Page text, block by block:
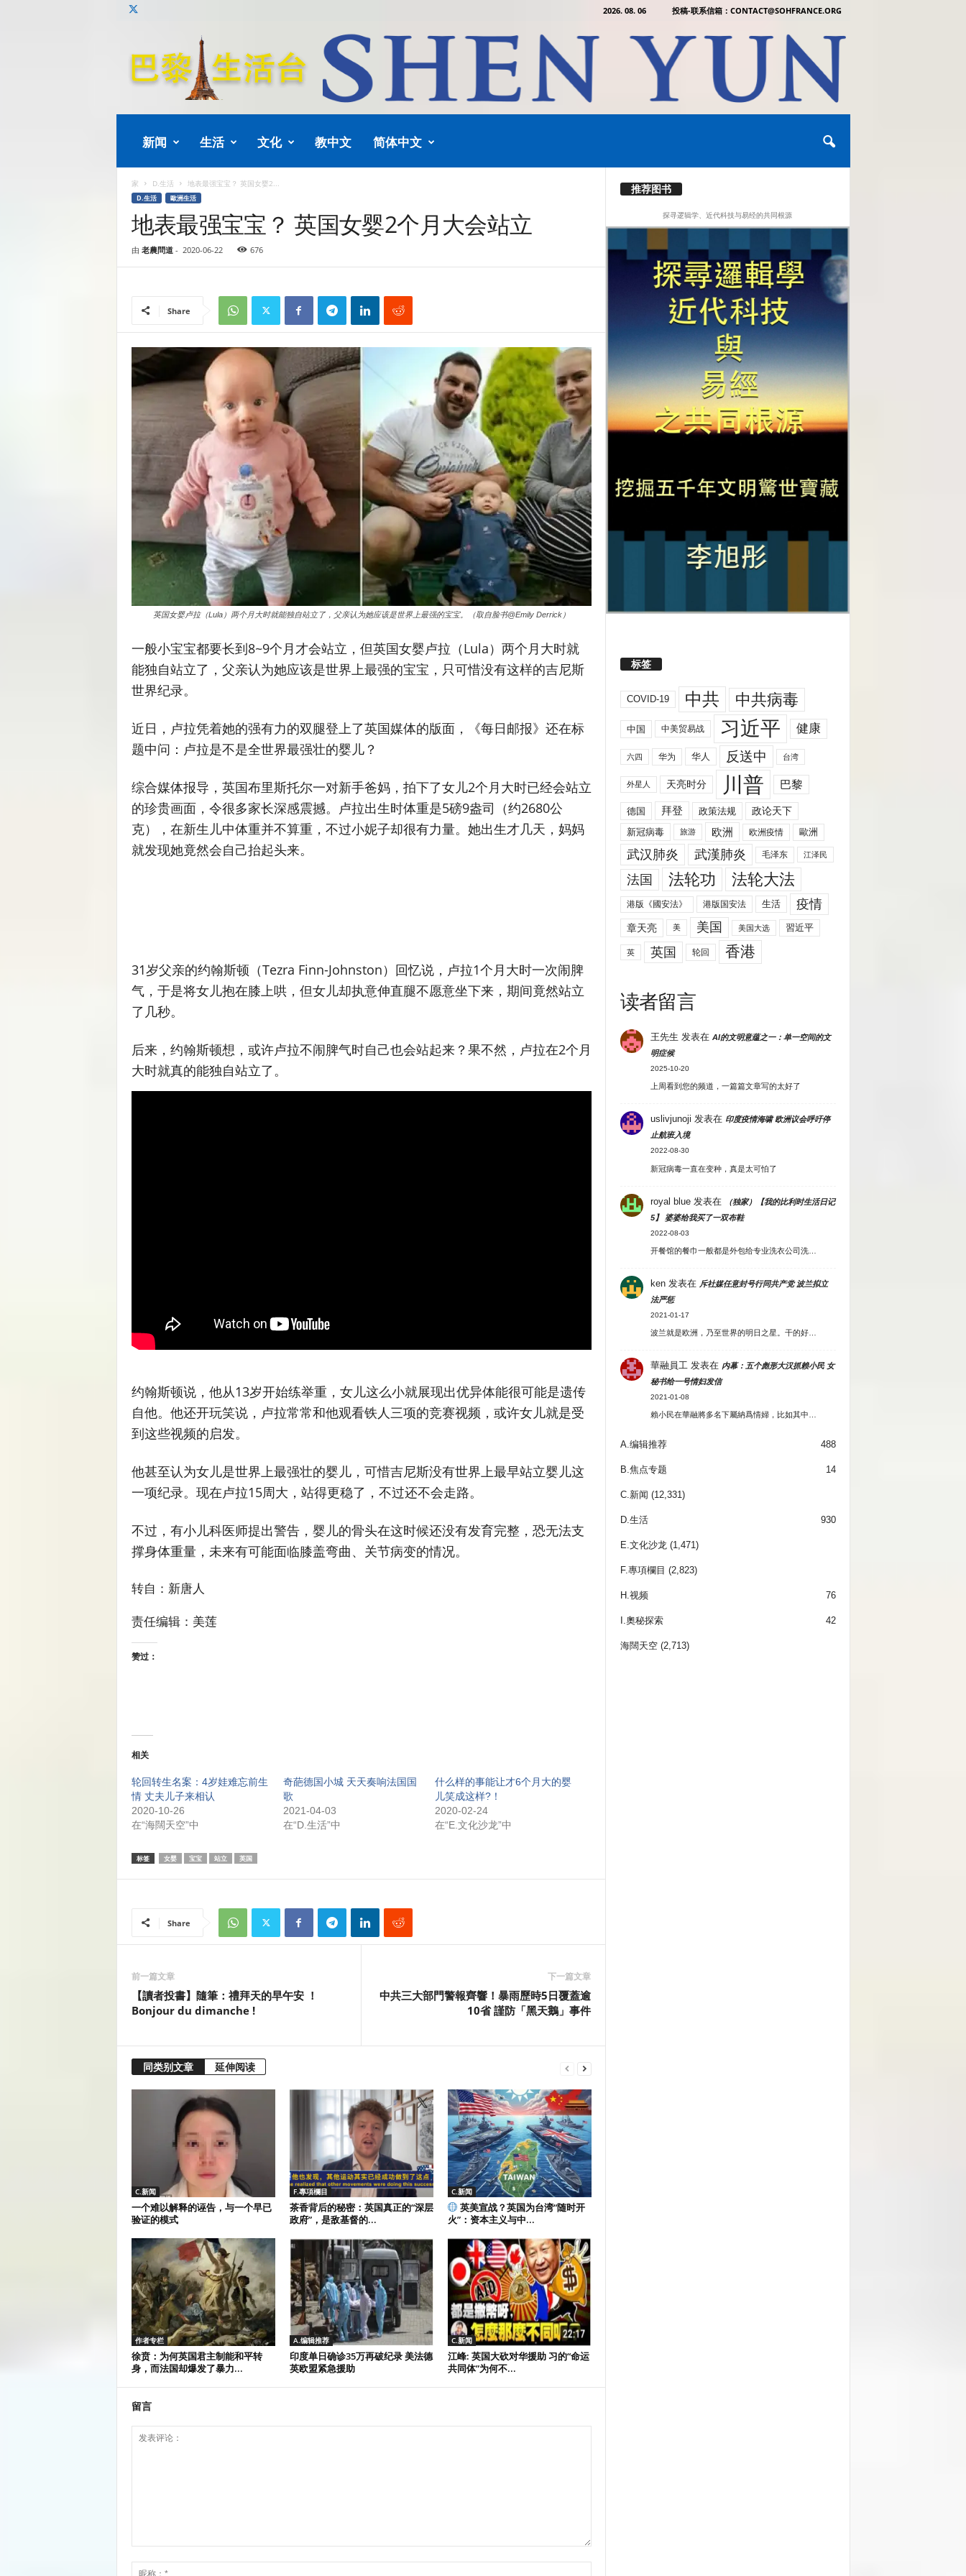
2026. 08. 06 投稿-联系信箱：CONTACT@SOHFRANCE.ORG
新闻 生活 文化 教中文 简体中文
家 D.生活 地表最强宝宝？ 英国女婴2...
D.生活 歐洲生活
地表最强宝宝？ 英国女婴2个月大会站立
由 老農問道- 2020-06-22 676
Share
英国女婴卢拉（Lula）两个月大时就能独自站立了，父亲认为她应该是世界上最强的宝宝。（取自脸书@Emily Derrick）
一般小宝宝都要长到8~9个月才会站立，但英国女婴卢拉（Lula）两个月大时就
能独自站立了，父亲认为她应该是世界上最强的宝宝，只可惜没有这样的吉尼斯
世界纪录。
近日，卢拉凭着她的强有力的双腿登上了英国媒体的版面，《每日邮报》还在标
题中问：卢拉是不是全世界最强壮的婴儿？
综合媒体报导，英国布里斯托尔一对新手爸妈，拍下了女儿2个月大时已经会站立
的珍贵画面，令很多家长深感震撼。卢拉出生时体重是5磅9盎司（约2680公
克），在新生儿中体重并不算重，不过小妮子却很有力量。她出生才几天，妈妈
就发现她竟然会自己抬起头来。
31岁父亲的约翰斯顿（Tezra Finn-Johnston）回忆说，卢拉1个月大时一次闹脾
气，于是将女儿抱在膝上哄，但女儿却执意伸直腿不愿意坐下来，期间竟然站立
了几秒。
后来，约翰斯顿想，或许卢拉不闹脾气时自己也会站起来？果不然，卢拉在2个月
大时就真的能独自站立了。
约翰斯顿说，他从13岁开始练举重，女儿这么小就展现出优异体能很可能是遗传
自他。他还开玩笑说，卢拉常常和他观看铁人三项的竞赛视频，或许女儿就是受
到这些视频的启发。
他甚至认为女儿是世界上最强壮的婴儿，可惜吉尼斯没有世界上最早站立婴儿这
一项纪录。现在卢拉15周大，站得更稳了，不过还不会走路。
不过，有小儿科医师提出警告，婴儿的骨头在这时候还没有发育完整，恐无法支
撑身体重量，未来有可能面临膝盖弯曲、关节病变的情况。
转自：新唐人
责任编辑：美莲
赞过：
相关
轮回转生名案：4岁娃难忘前生
情 丈夫儿子来相认
2020-10-26
在“海闊天空”中
奇葩德国小城 天天奏响法国国
歌
2021-04-03
在“D.生活”中
什么样的事能让才6个月大的婴
儿笑成这样?！
2020-02-24
在“E.文化沙龙”中
标签 女婴 宝宝 站立 英国
Share
前一篇文章
【讀者投書】隨筆：禮拜天的早午安 ！
Bonjour du dimanche !
下一篇文章
中共三大部門警報齊響！暴雨歷時5日覆蓋逾
10省 謹防「黑天鵝」事件
同类别文章 延伸阅读
C.新闻
一个难以解释的诬告，与一个早已
验证的模式
F.專項欄目
茶香背后的秘密：英国真正的“深层
政府”，是敌基督的...
C.新闻
英美宣战？英国为台湾“随时开
火”：资本主义与中...
作者专栏
徐贲：为何英国君主制能和平转
身，而法国却爆发了暴力...
A.编辑推荐
印度单日确诊35万再破纪录 美法德
英欧盟紧急援助
C.新闻
江峰: 英国大砍对华援助 习的“命运
共同体”为何不...
留言
推荐图书
探寻逻辑学、近代科技与易经的共同根源
标签
COVID-19 中共 中共病毒
中国 中美贸易战 习近平 健康
六四 华为 华人 反送中 台湾
外星人 天亮时分 川普 巴黎
德国 拜登 政策法规
政论天下
新冠病毒
旅游 欧洲 欧洲疫情 歐洲
武汉肺炎 武漢肺炎 毛泽东 江泽民
法国 法轮功 法轮大法
港版《國安法》 港版国安法 生活 疫情
章天亮 美 美国 美国大选 習近平
英 英国 轮回 香港
读者留言
王先生 发表在 AI的文明意蕴之一：单一空间的文
明症候
2025-10-20
上周看到您的频道，一篇篇文章写的太好了
uslivjunoji 发表在 印度疫情海啸 欧洲议会呼吁停
止航班入境
2022-08-30
新冠病毒一直在变种，真是太可怕了
royal blue发表在
（独家）【我的比利时生活日记
5】 婆婆给我买了一双布鞋
2022-08-03
开餐馆的餐巾一般都是外包给专业洗衣公司洗…
ken发表在 斥社媒任意封号行同共产党 波兰拟立
法严惩
2021-01-17
波兰就是欧洲，乃至世界的明日之星。干的好…
華融員工 发表在 内幕：五个彪形大汉抓赖小民 女
秘书给一号情妇发信
2021-01-08
賴小民在華融將多名下屬納爲情婦，比如其中…
A.编辑推荐 488
B.焦点专题 14
C.新闻 (12,331)
D.生活 930
E.文化沙龙 (1,471)
F.專項欄目 (2,823)
H.视频 76
I.奧秘探索 42
海闊天空(2,713)